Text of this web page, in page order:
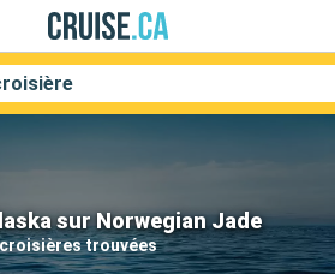
sur Norwegian Jade
trouvées